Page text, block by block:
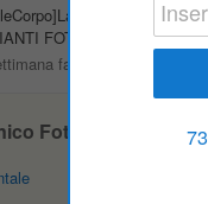
SpA,
FOTOVOLTAICI La
fa
Fotovoltaico a